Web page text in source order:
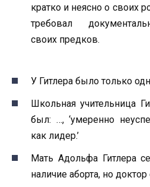
кратко и неясно о своих
требовал
своих предков.
У Гитлера было только
Школьная учительница
был: …, ‘умеренно
как лидер.’
Мать Адольфа Гитлера
наличие аборта, но